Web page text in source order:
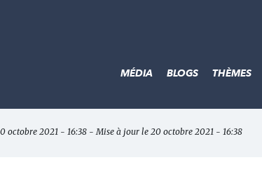
MÉDIA BLOGS THÈMES
octobre 2021 - 16:38 - Mise à jour le 20 octobre 2021 - 16:38